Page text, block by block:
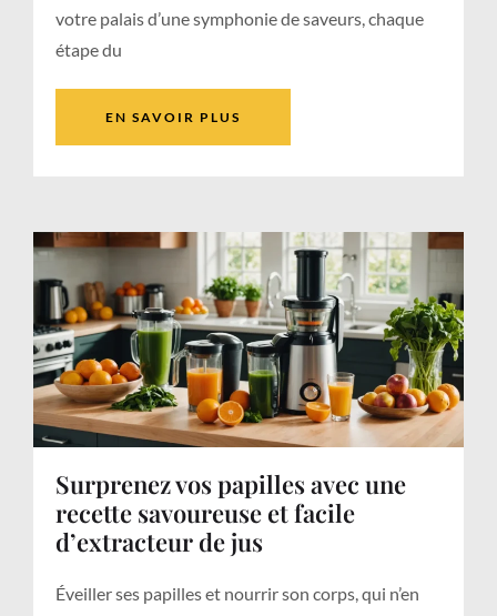
votre palais d’une symphonie de saveurs, chaque
étape du
EN SAVOIR PLUS
Surprenez vos papilles avec une
recette savoureuse et facile
d’extracteur de jus
Éveiller ses papilles et nourrir son corps, qui n’en